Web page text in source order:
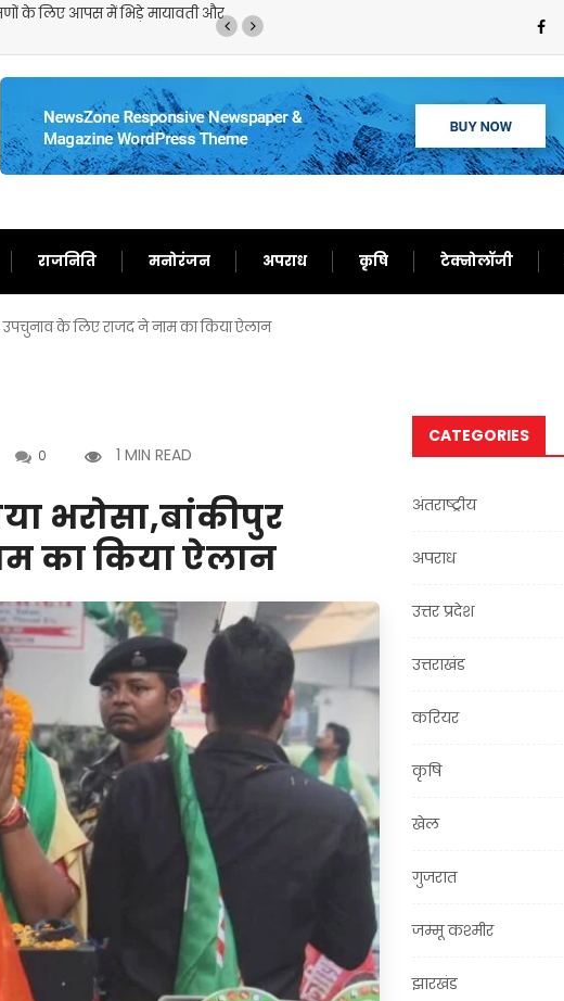
की मूसलाधार बारिश से लोग हुए परेशान,इन राज्यों के लिए भारी बारिश का अलर्ट हुआ
राजनिति मनोरंजन अपराध कृषि टेक्नोलॉजी
उपचुनाव के लिए राजद ने नाम का किया ऐलान
0 1 MIN READ
भरोसा,बांकीपुर
का किया ऐलान
CATEGORIES
अंतराष्ट्रीय
अपराध
उत्तर प्रदेश
उत्तराखंड
करियर
कृषि
खेल
गुजरात
जम्मू कश्मीर
झारखंड